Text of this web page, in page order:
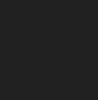
Nome: Cleison
03: Nome: Adolfo
Membro 01: